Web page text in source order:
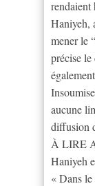
rendaient
Haniyeh,
mener le
précise
aucune
diffusion
À LIRE
Haniyeh
« Dans